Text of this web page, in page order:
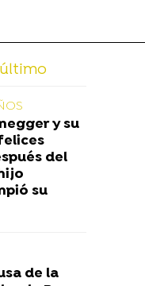
y su
del
su
de la